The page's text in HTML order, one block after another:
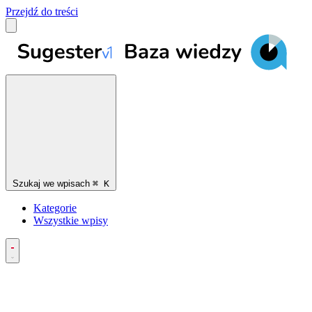
Przejdź do treści
Szukaj we wpisach ⌘ K
Kategorie
Wszystkie wpisy